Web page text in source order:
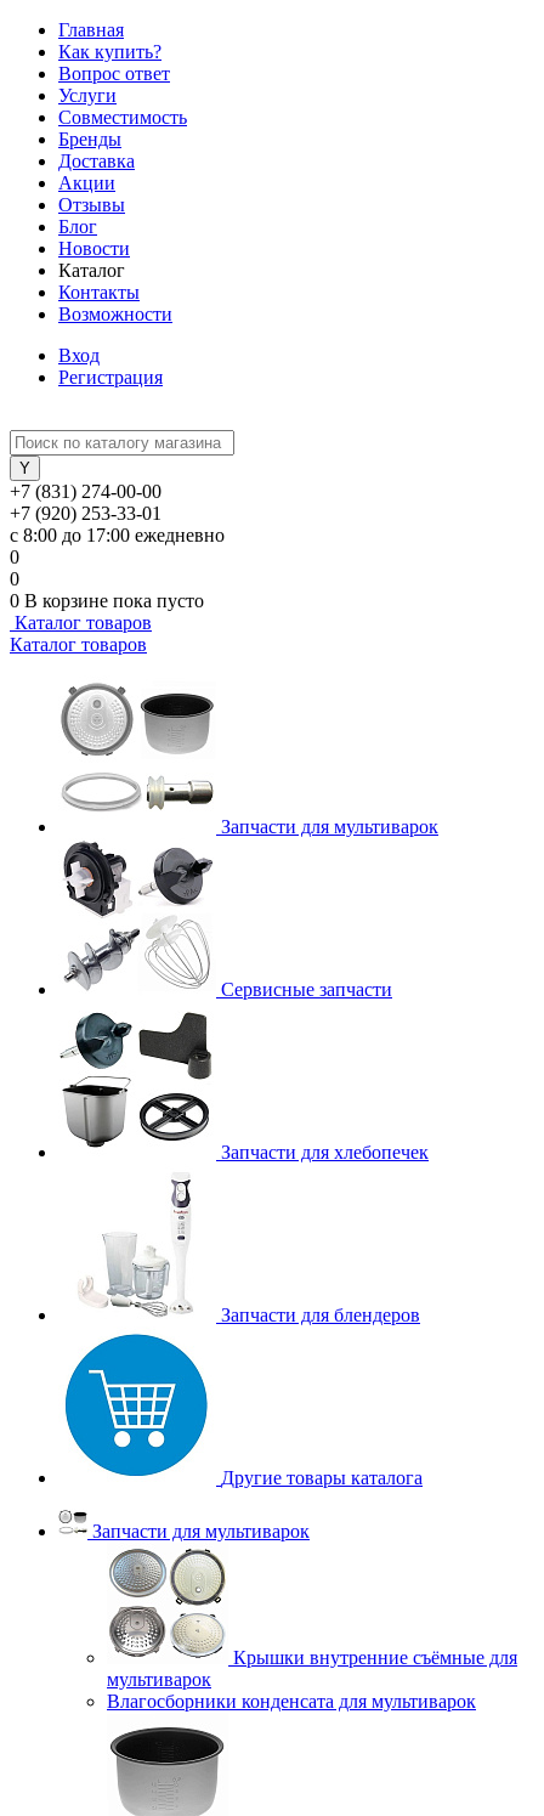
Главная
Как купить?
Вопрос ответ
Услуги
Совместимость
Бренды
Доставка
Акции
Отзывы
Блог
Новости
Каталог
Контакты
Возможности
Вход
Регистрация
+7 (831) 274-00-00
+7 (920) 253-33-01
с 8:00 до 17:00 ежедневно
0
0
0 В корзине пока пусто
Каталог товаров
Каталог товаров
Запчасти для мультиварок
Сервисные запчасти
Запчасти для хлебопечек
Запчасти для блендеров
Другие товары каталога
Запчасти для мультиварок
Крышки внутренние съёмные для
мультиварок
Влагосборники конденсата для мультиварок